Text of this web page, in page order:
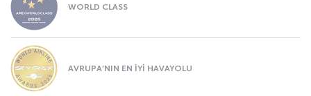
WORLD CLASS
AVRUPA’NIN EN İYİ HAVAYOLU